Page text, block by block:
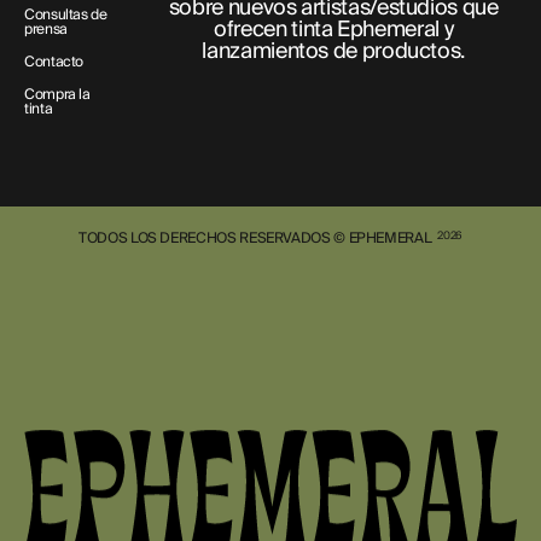
Consultas de
prensa
Contacto
Compra la
tinta
sobre nuevos artistas/estudios que
ofrecen tinta Ephemeral y
lanzamientos de productos.
TODOS LOS DERECHOS RESERVADOS © EPHEMERAL 2026